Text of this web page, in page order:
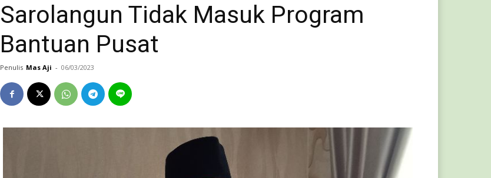
Sarolangun Tidak Masuk Program
Bantuan Pusat
Penulis Mas Aji - 06/03/2023